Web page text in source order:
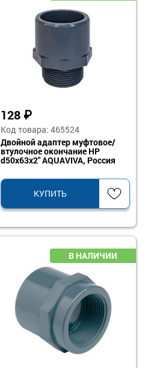
128 ₽
Код товара: 465524
Двойной адаптер муфтовое/
втулочное окончание НР
d50x63x2" AQUAVIVA, Россия
КУПИТЬ